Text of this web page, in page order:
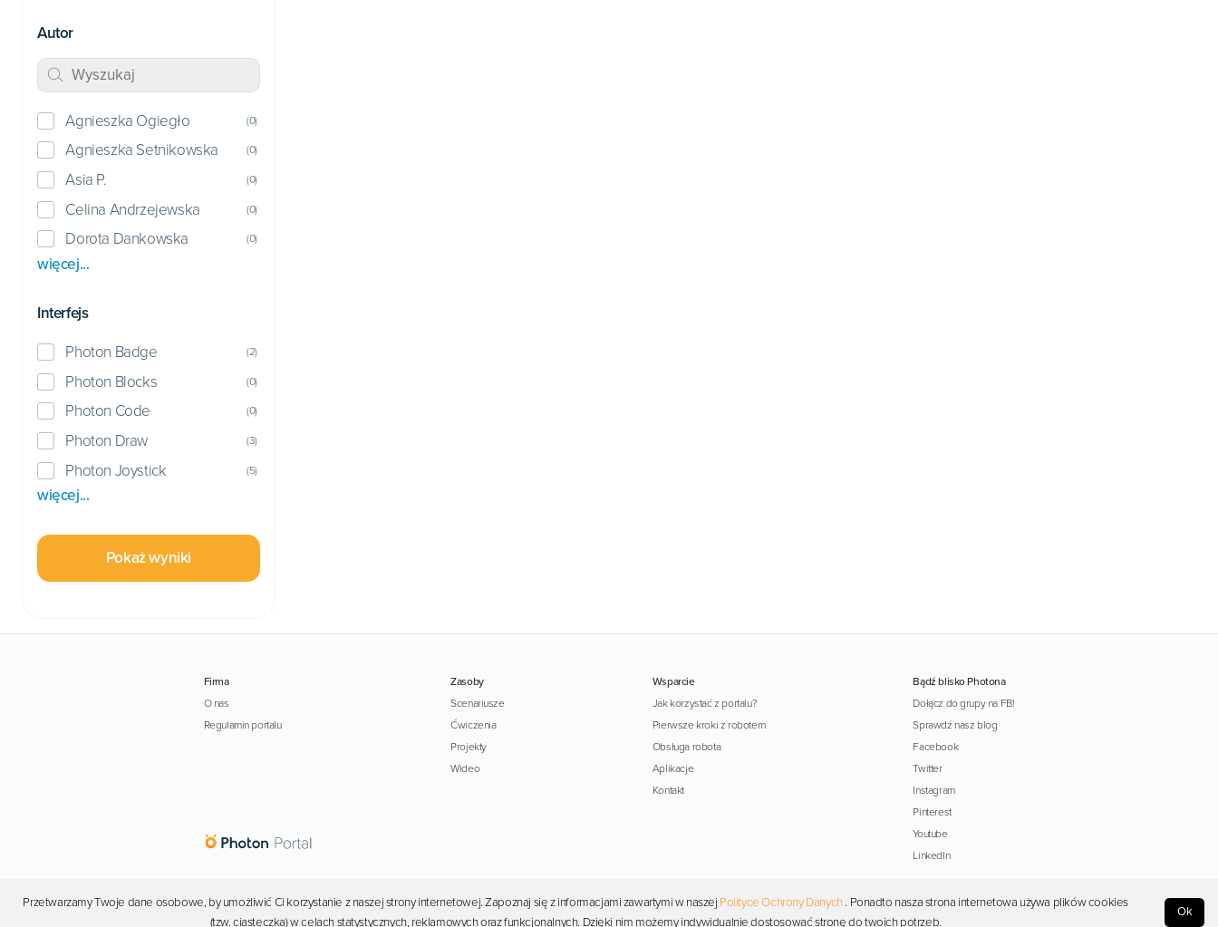
Autor
Agnieszka Ogiegło (0)
Agnieszka Setnikowska (0)
Asia P. (0)
Celina Andrzejewska (0)
Dorota Dankowska (0)
więcej...
Interfejs
Photon Badge (2)
Photon Blocks (0)
Photon Code (0)
Photon Draw (3)
Photon Joystick (5)
więcej...
Pokaż wyniki
Firma
O nas
Regulamin portalu
Zasoby
Scenariusze
Ćwiczenia
Projekty
Wideo
Wsparcie
Jak korzystać z portalu?
Pierwsze kroki z robotem
Obsługa robota
Aplikacje
Kontakt
Bądź blisko Photona
Dołącz do grupy na FB!
Sprawdź nasz blog
Facebook
Twitter
Instagram
Pinterest
Youtube
LinkedIn
Copyright © 2026 Photon. Wszelkie prawa zastrzeżone.
Przetwarzamy Twoje dane osobowe, by umożliwić Ci korzystanie z naszej strony internetowej. Zapoznaj się z informacjami zawartymi w naszej Polityce Ochrony Danych . Ponadto nasza strona internetowa używa plików cookies
(tzw. ciasteczka) w celach statystycznych, reklamowych oraz funkcjonalnych. Dzięki nim możemy indywidualnie dostosować stronę do twoich potrzeb.
Ok